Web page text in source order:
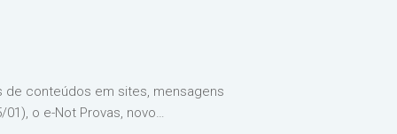
de conteúdos em sites, mensagens
o e-Not Provas, novo…